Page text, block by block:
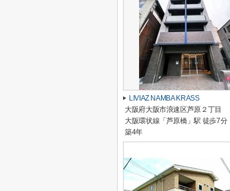
LIVIAZ NAMBA KRASS
大阪府大阪市浪速区芦原２丁目
大阪環状線「芦原橋」駅 徒歩7分
築4年